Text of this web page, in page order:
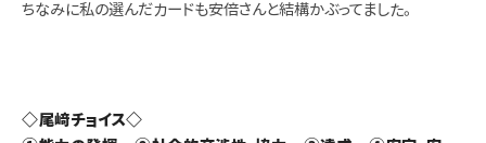
ちなみに私の選んだカードも安倍さんと結構かぶってました。
◇尾﨑チョイス◇